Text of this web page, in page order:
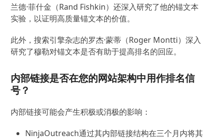
兰德·菲什金（Rand Fishkin）还深入研究了他的锚文本
实验，以证明高质量锚文本的价值。
此外，搜索引擎杂志的罗杰·蒙蒂（Roger Montti）深入
研究了穆勒对锚文本是否有助于提高排名的回应。
内部链接是否在您的网站架构中用作排名信
号？
内部链接可能会产生积极或消极的影响：
NinjaOutreach通过其内部链接结构在三个月内将其